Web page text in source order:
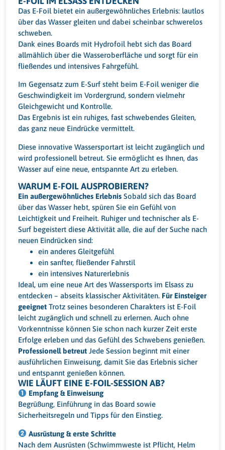
Das E-Foil bietet ein außergewöhnliches Erlebnis: lautlos
über das Wasser gleiten und dabei scheinbar schwerelos
schweben.
Dank eines Boards mit Hydrofoil hebt sich das Board
allmählich über die Wasseroberfläche und sorgt für ein
fließendes und intensives Fahrgefühl.
Im Gegensatz zum E-Surf steht beim E-Foil weniger die
Geschwindigkeit im Vordergrund, sondern vielmehr
Gleichgewicht und Kontrolle.
Das Ergebnis ist ein ruhiges, fast schwebendes Gleiten,
das ganz neue Eindrücke vermittelt.
Diese innovative Wassersportart ist leicht zugänglich und
wird professionell betreut. Sie ermöglicht es Ihnen, das
Wasser auf eine neue, entspannte Art zu erleben.
WARUM E-FOIL AUSPROBIEREN?
Ein außergewöhnliches Erlebnis Sobald sich das Board
über das Wasser hebt, spüren Sie ein Gefühl von
Leichtigkeit und Freiheit. Ruhiger und technischer als E-
Surf begeistert diese Aktivität alle, die auf der Suche nach
neuen Eindrücken sind:
ein anderes Gleitgefühl
ein sanfter, fließender Fahrstil
ein intensives Naturerlebnis
Ideal, um eine neue Art des Wassersports im Elsass zu
entdecken – abseits klassischer Aktivitäten. Für Einsteiger
geeignet Trotz seines besonderen Charakters ist E-Foil
leicht zugänglich und schnell zu erlernen. Auch ohne
Vorkenntnisse können Sie schon nach kurzer Zeit erste
Erfolge erleben und das Gefühl des Schwebens genießen.
Professionell betreut Jede Session beginnt mit einer
ausführlichen Einweisung, damit Sie das Erlebnis sicher
und entspannt genießen können.
WIE LÄUFT EINE E-FOIL-SESSION AB?
Empfang & Einweisung
Begrüßung, Einführung in das Board sowie
Sicherheitsregeln und Tipps für den Einstieg.
Ausrüstung & erste Schritte
Nach dem Ausrüsten (Schwimmweste ist Pflicht, Helm